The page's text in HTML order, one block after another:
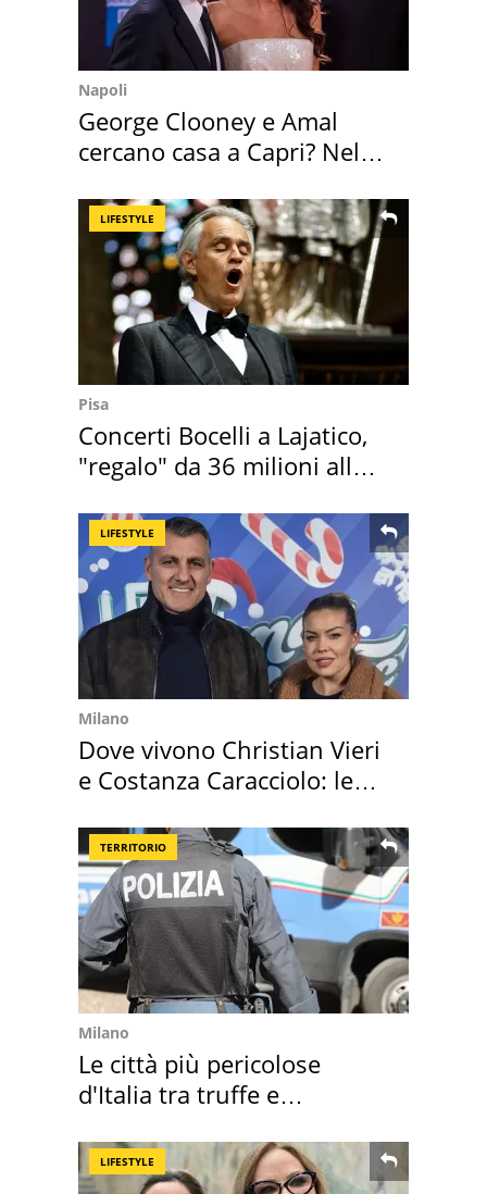
Napoli
George Clooney e Amal
cercano casa a Capri? Nel
LIFESTYLE
Pisa
Concerti Bocelli a Lajatico,
"regalo" da 36 milioni alla
LIFESTYLE
Milano
Dove vivono Christian Vieri
e Costanza Caracciolo: le
TERRITORIO
Milano
Le città più pericolose
d'Italia tra truffe e
LIFESTYLE